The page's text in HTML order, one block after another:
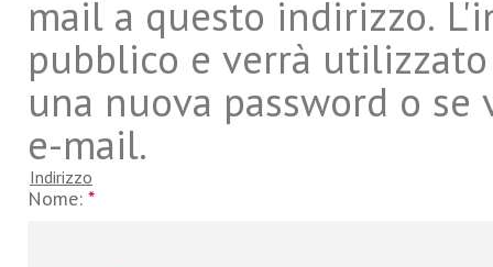
mail a questo indirizzo.
pubblico e verrà
una nuova password o
e-mail.
Indirizzo
Nome: *